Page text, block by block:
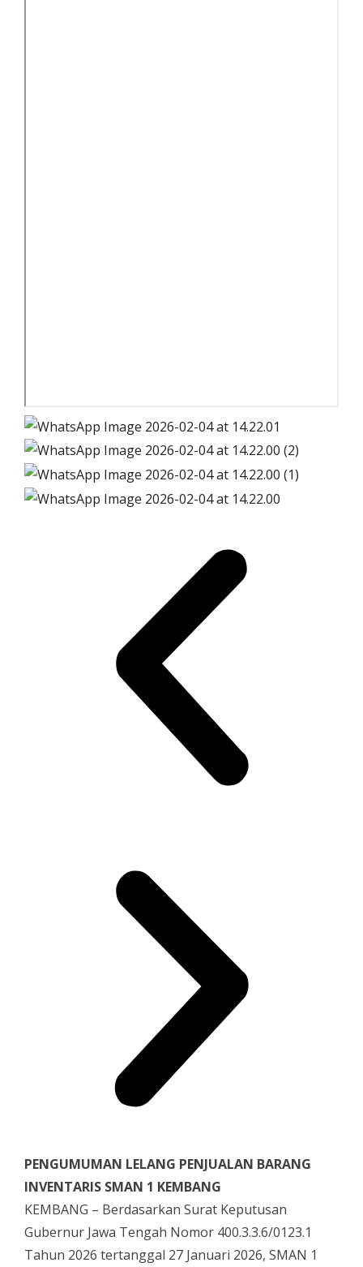
PENGUMUMAN LELANG PENJUALAN BARANG
INVENTARIS SMAN 1 KEMBANG
KEMBANG – Berdasarkan Surat Keputusan
Gubernur Jawa Tengah Nomor 400.3.3.6/0123.1
Tahun 2026 tertanggal 27 Januari 2026, SMAN 1